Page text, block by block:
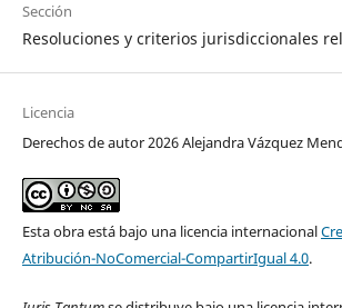
Sección
Resoluciones y criterios jurisdiccionales
Licencia
Derechos de autor 2026 Alejandra Vázquez
Esta obra está bajo una licencia internacional
Atribución-NoComercial-CompartirIgual 4.0.